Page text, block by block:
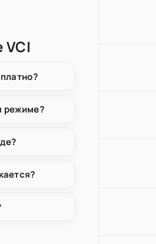
VCI
режиме?